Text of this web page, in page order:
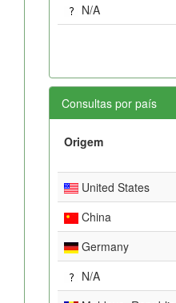
N/A
Consultas por país
Origem
United States
China
Germany
N/A